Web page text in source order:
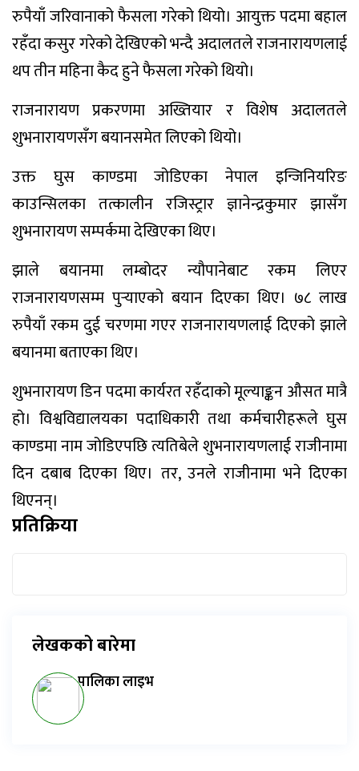
रुपैयाँ जरिवानाको फैसला गरेको थियो। आयुक्त पदमा बहाल
रहँदा कसुर गरेको देखिएको भन्दै अदालतले राजनारायणलाई
थप तीन महिना कैद हुने फैसला गरेको थियो।
राजनारायण प्रकरणमा अख्तियार र विशेष अदालतले
शुभनारायणसँग बयानसमेत लिएको थियो।
उक्त घुस काण्डमा जोडिएका नेपाल इन्जिनियरिङ
काउन्सिलका तत्कालीन रजिस्ट्रार ज्ञानेन्द्रकुमार झासँग
शुभनारायण सम्पर्कमा देखिएका थिए।
झाले बयानमा लम्बोदर न्यौपानेबाट रकम लिएर
राजनारायणसम्म पुर्‍याएको बयान दिएका थिए। ७८ लाख
रुपैयाँ रकम दुई चरणमा गएर राजनारायणलाई दिएको झाले
बयानमा बताएका थिए।
शुभनारायण डिन पदमा कार्यरत रहँदाको मूल्याङ्कन औसत मात्रै
हो। विश्वविद्यालयका पदाधिकारी तथा कर्मचारीहरूले घुस
काण्डमा नाम जोडिएपछि त्यतिबेले शुभनारायणलाई राजीनामा
दिन दबाब दिएका थिए। तर, उनले राजीनामा भने दिएका
थिएनन्।
प्रतिक्रिया
लेखकको बारेमा
पालिका लाइभ